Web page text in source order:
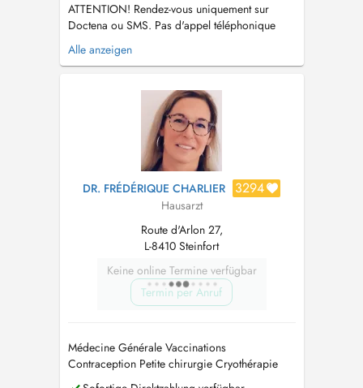
ATTENTION! Rendez-vous uniquement sur
Doctena ou SMS. Pas d'appel téléphonique
s.v.p. PARKING: Vous pouvez vous garer sur le
parking autour des bâtiments gratuitement et
pied sur la zone piétonne entre les nouveaux
bâtiments durant 50 m. La p...
Alle anzeigen
DR. FRÉDÉRIQUE CHARLIER 3294
Hausarzt
Route d'Arlon 27,
L-8410 Steinfort
Keine online Termine verfügbar
Termin per Anruf
Médecine Générale Vaccinations
Contraception Petite chirurgie Cryothérapie
Permis de conduire Assurances ECG